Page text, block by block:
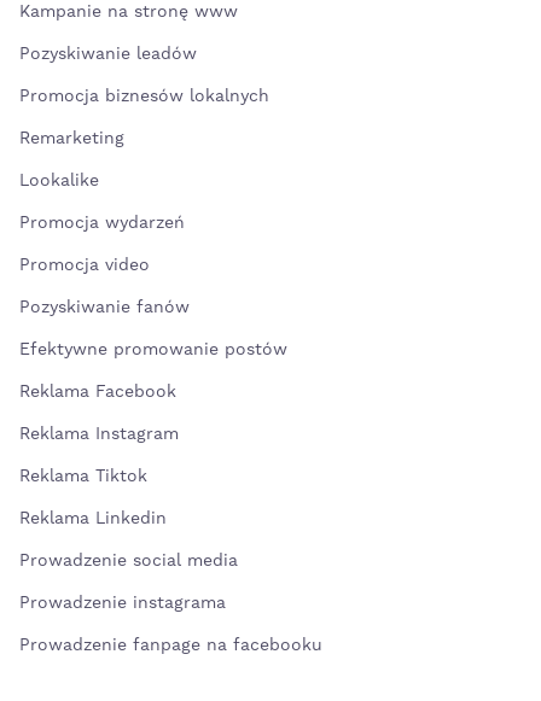
Kampanie na stronę www
Pozyskiwanie leadów
Promocja biznesów lokalnych
Remarketing
Lookalike
Promocja wydarzeń
Promocja video
Pozyskiwanie fanów
Efektywne promowanie postów
Reklama Facebook
Reklama Instagram
Reklama Tiktok
Reklama Linkedin
Prowadzenie social media
Prowadzenie instagrama
Prowadzenie fanpage na facebooku